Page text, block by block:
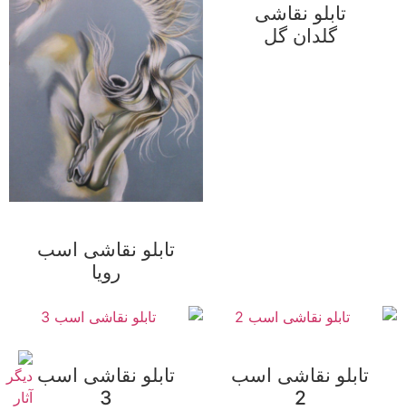
تابلو نقاشی
گلدان گل
تابلو نقاشی اسب
رویا
تابلو نقاشی اسب
2
تابلو نقاشی اسب
3